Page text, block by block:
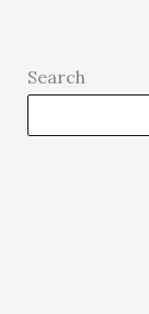
Search